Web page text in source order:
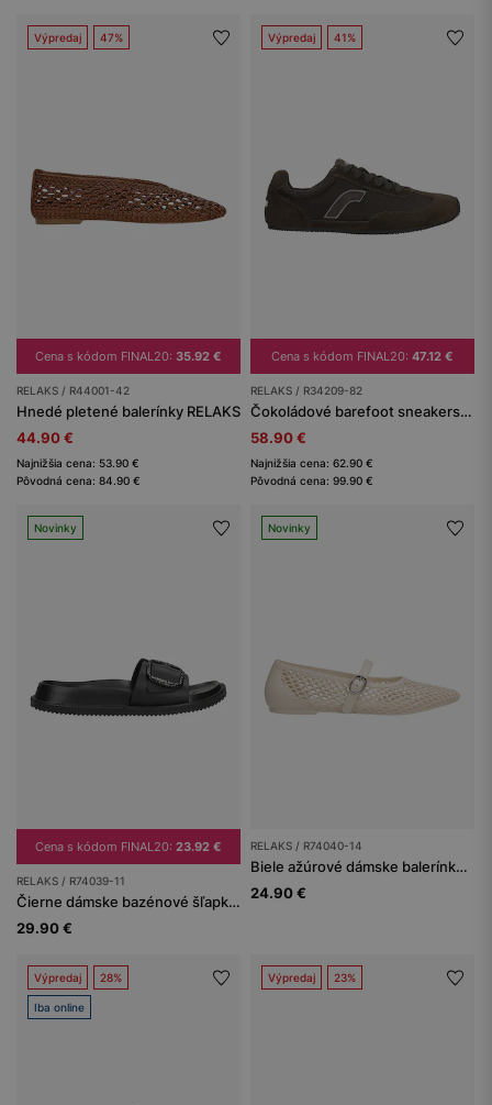
Výpredaj 47%
Cena s kódom FINAL20: 35.92 €
RELAKS / R44001-42
Hnedé pletené balerínky RELAKS
44.90 €
Najnižšia cena: 53.90 €
Pôvodná cena: 84.90 €
Výpredaj 41%
Cena s kódom FINAL20: 47.12 €
RELAKS / R34209-82
Čokoládové barefoot sneakersy na tenkej podrážke RELAKS
58.90 €
Najnižšia cena: 62.90 €
Pôvodná cena: 99.90 €
Novinky
Cena s kódom FINAL20: 23.92 €
RELAKS / R74039-11
Čierne dámske bazénové šľapky RELAKS
29.90 €
Novinky
RELAKS / R74040-14
Biele ažúrové dámske balerínky do bazéna RELAKS
24.90 €
Výpredaj 28%
Iba online
Výpredaj 23%